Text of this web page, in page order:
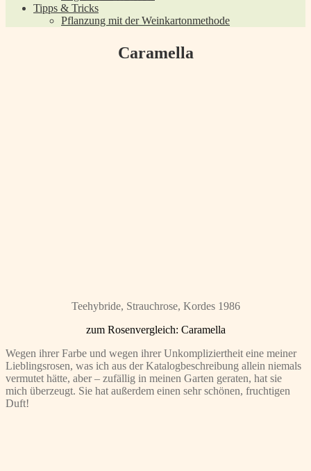
Tipps & Tricks
Pflanzung mit der Weinkartonmethode
Caramella
Teehybride, Strauchrose, Kordes 1986
zum Rosenvergleich: Caramella
Wegen ihrer Farbe und wegen ihrer Unkompliziertheit eine meiner
Lieblingsrosen, was ich aus der Katalogbeschreibung allein niemals
vermutet hätte, aber – zufällig in meinen Garten geraten, hat sie
mich überzeugt. Sie hat außerdem einen sehr schönen, fruchtigen
Duft!